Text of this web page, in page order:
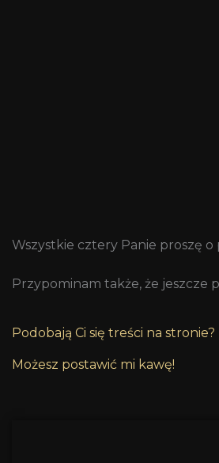
Wszystkie cztery Panie proszę o
Przypominam także, że jeszcze
Podobają Ci się treści na stronie?
Możesz postawić mi kawę!